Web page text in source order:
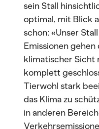
sein Stall
optimal, mit Blick
schon: «Unser
Emissionen
klimatischer Sicht
komplett
Tierwohl stark
das Klima zu
in anderen